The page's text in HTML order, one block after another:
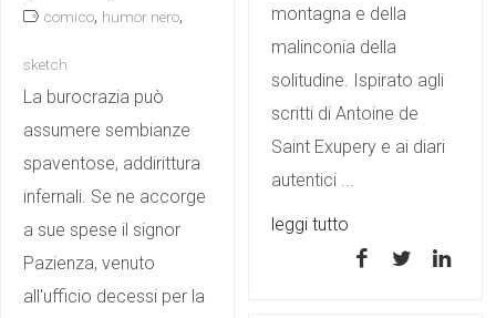
montagna e della
malinconia della
solitudine. Ispirato agli
scritti di Antoine de
Saint Exupery e ai diari
autentici ...
leggi tutto
comico, humor nero,
sketch
La burocrazia può
assumere sembianze
spaventose, addirittura
infernali. Se ne accorge
a sue spese il signor
Pazienza, venuto
all'ufficio decessi per la